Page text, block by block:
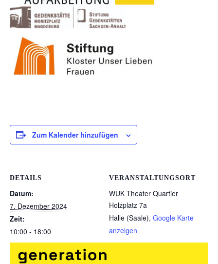
Zum Kalender hinzufügen
DETAILS
Datum:
7. Dezember 2024
Zeit:
10:00 - 18:00
VERANSTALTUNGSORT
WUK Theater Quartier
Holzplatz 7a
Halle (Saale), Google Karte
anzeigen